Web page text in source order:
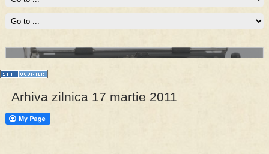
PRESA
Permise pentru vânătoarea de porci în costume, cu gulere albe
Prima mea carte publicata (Nemira)
Averea Presedintelui: prima lucrare despre controversatele
conturi secrete ale Securitatii.
Arhiva zilnica 17 martie 2011